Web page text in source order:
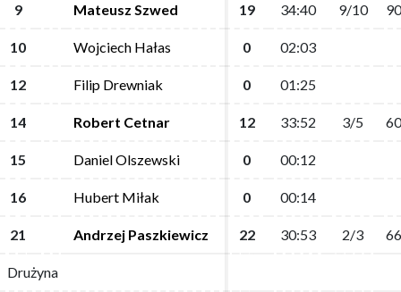
9 Mateusz Szwed 19 34:40 9/10
10 Wojciech Hałas 0 02:03
12 Filip Drewniak 0 01:25
14 Robert Cetnar 12 33:52 3/5
15 Daniel Olszewski 0 00:12
16 Hubert Miłak 0 00:14
21 Andrzej Paszkiewicz 22 30:53 2/3
Drużyna
9 Mateusz Szwed 19 34:40 9/10
10 Wojciech Hałas 0 02:03
12 Filip Drewniak 0 01:25
14 Robert Cetnar 12 33:52 3/5
15 Daniel Olszewski 0 00:12
16 Hubert Miłak 0 00:14
21 Andrzej Paszkiewicz 22 30:53 2/3
Drużyna